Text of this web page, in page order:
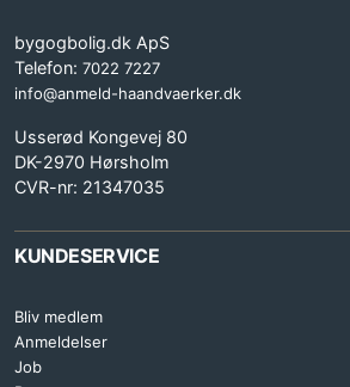
bygogbolig.dk ApS
Telefon: 7022 7227
info@anmeld-haandvaerker.dk
Usserød Kongevej 80
DK-2970 Hørsholm
CVR-nr: 21347035
KUNDESERVICE
Bliv medlem
Anmeldelser
Job